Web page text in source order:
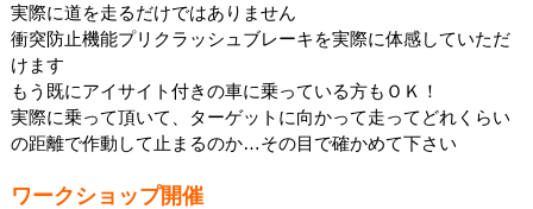
実際に道を走るだけではありません
衝突防止機能プリクラッシュブレーキを実際に体感していただ
けます
もう既にアイサイト付きの車に乗っている方もＯＫ！
実際に乗って頂いて、ターゲットに向かって走ってどれくらい
の距離で作動して止まるのか…その目で確かめて下さい
ワークショップ開催